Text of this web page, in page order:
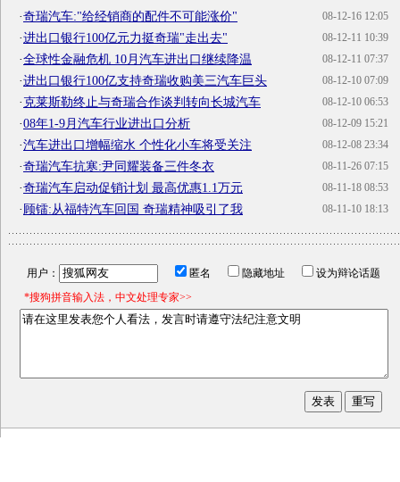
08-12-16 12:05
·奇瑞汽车:"给经销商的配件不可能涨价"
08-12-11 10:39
·进出口银行100亿元力挺奇瑞"走出去"
08-12-11 07:37
·全球性金融危机 10月汽车进出口继续降温
08-12-10 07:09
·进出口银行100亿支持奇瑞收购美三汽车巨头
08-12-10 06:53
·克莱斯勒终止与奇瑞合作谈判转向长城汽车
08-12-09 15:21
·08年1-9月汽车行业进出口分析
08-12-08 23:34
·汽车进出口增幅缩水 个性化小车将受关注
08-11-26 07:15
·奇瑞汽车抗寒:尹同耀装备三件冬衣
08-11-18 08:53
·奇瑞汽车启动促销计划 最高优惠1.1万元
08-11-10 18:13
· 顾镭:从福特汽车回国 奇瑞精神吸引了我
用户： 匿名 隐藏地址
设为辩论话题
*搜狗拼音输入法，中文处理专家>>